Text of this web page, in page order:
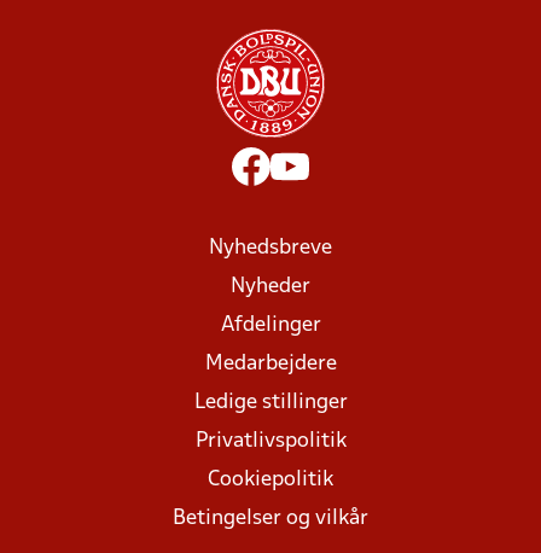
Nyhedsbreve
Nyheder
Afdelinger
Medarbejdere
Ledige stillinger
Privatlivspolitik
Cookiepolitik
Betingelser og vilkår